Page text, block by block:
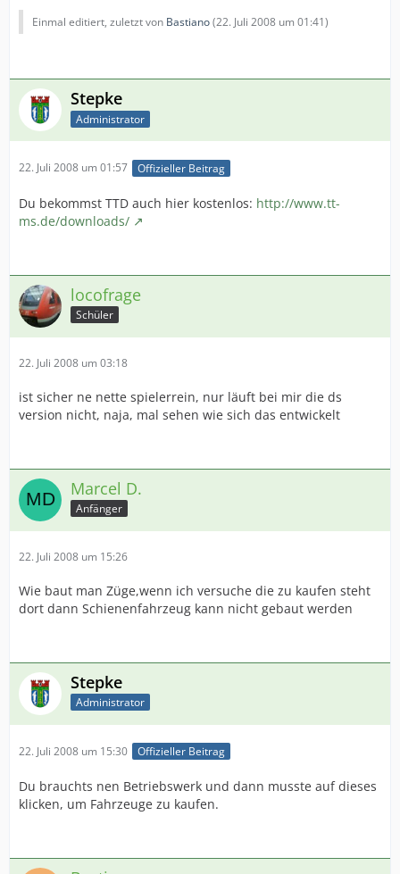
Einmal editiert, zuletzt von Bastiano(22. Juli 2008 um 01:41)
Stepke
Administrator
22. Juli 2008 um 01:57 Offizieller Beitrag
Du bekommst TTD auch hier kostenlos: http://www.tt-
ms.de/downloads/
locofrage
Schüler
22. Juli 2008 um 03:18
ist sicher ne nette spielerrein, nur läuft bei mir die ds
version nicht, naja, mal sehen wie sich das entwickelt
Marcel D.
Anfänger
22. Juli 2008 um 15:26
Wie baut man Züge,wenn ich versuche die zu kaufen steht
dort dann Schienenfahrzeug kann nicht gebaut werden
Stepke
Administrator
22. Juli 2008 um 15:30 Offizieller Beitrag
Du brauchts nen Betriebswerk und dann musste auf dieses
klicken, um Fahrzeuge zu kaufen.